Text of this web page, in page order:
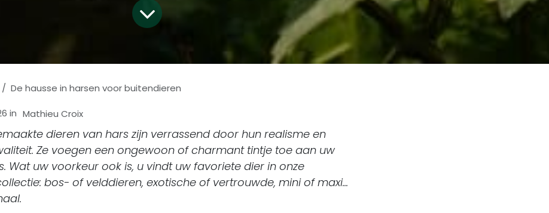
De hausse in harsen voor buitendieren
in Mathieu Croix
dieren van hars zijn verrassend door hun realisme en
Ze voegen een ongewoon of charmant tintje toe aan uw
Wat uw voorkeur ook is, u vindt uw favoriete dier in onze
bos- of velddieren, exotische of vertrouwde, mini of maxi...